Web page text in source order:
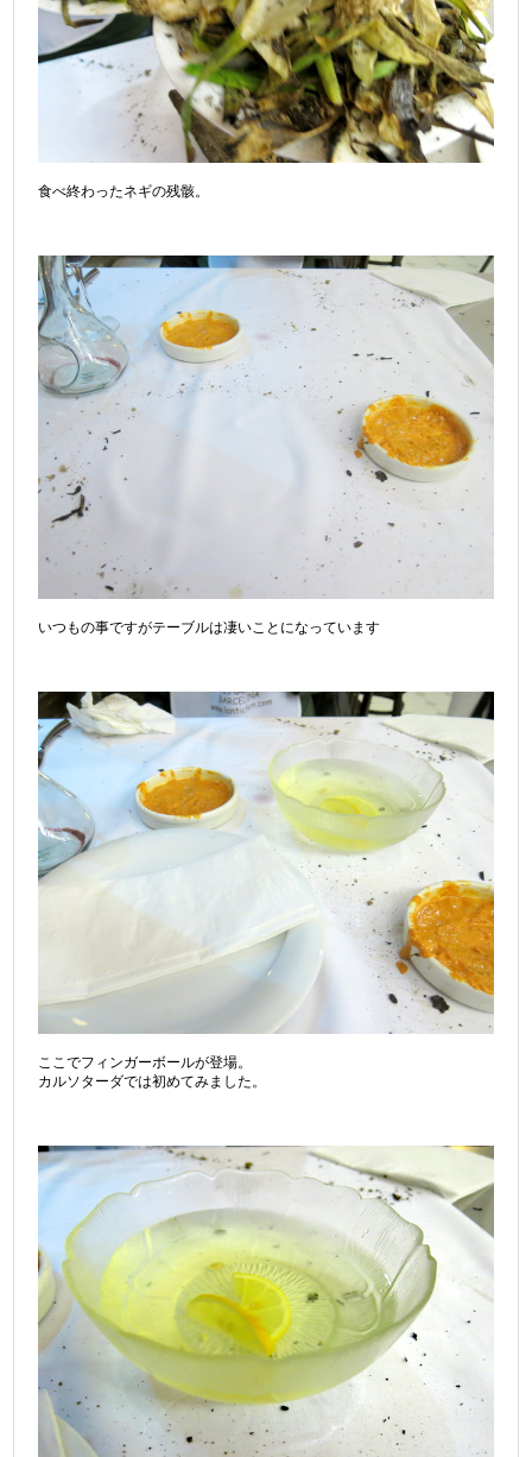
食べ終わったネギの残骸。
いつもの事ですがテーブルは凄いことになっています
ここでフィンガーボールが登場。
カルソターダでは初めてみました。